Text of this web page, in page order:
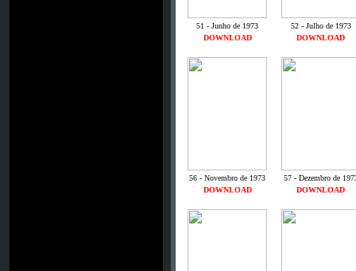
51 - Junho de 1973
52 - Julho de 1973
DOWNLOAD
DOWNLOAD
56 - Novembro de 1973
57 - Dezembro de
DOWNLOAD
DOWNLOAD